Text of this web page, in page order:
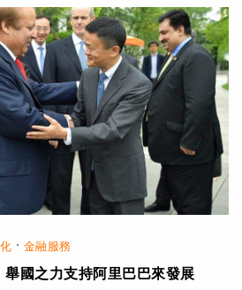
·金融服務
國之力支持阿里巴巴來發展